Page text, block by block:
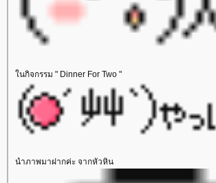
นกิจกรรม " Dinner For Two "
นำภาพมาฝากค่ะ จากหัวหิน